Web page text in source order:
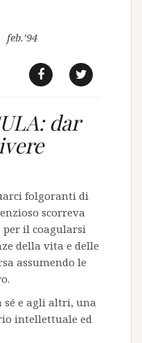
dar
folgoranti di
scorreva
per il coagularsi
della vita e delle
assumendo le
e agli altri, una
intellettuale ed